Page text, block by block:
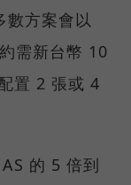
數方案會以
需新台幣 10
置 2 張或 4
的 5 倍到